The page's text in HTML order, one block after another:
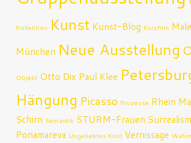
Kollektion Kunst Kunst-Blog Kurzfilm
München Neue Ausstellung
Objekt Otto Dix Paul Klee
Hängung Picasso Prozesse Rhein
Schirn Semantik STURM-Frauen
Ponamareva Ungeliebtes Kind Vernissage